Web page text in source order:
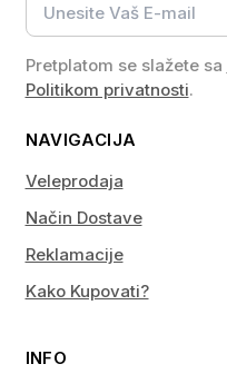
Pretplatom se slažete sa
Politikom privatnosti.
NAVIGACIJA
Veleprodaja
Način Dostave
Reklamacije
Kako Kupovati?
INFO